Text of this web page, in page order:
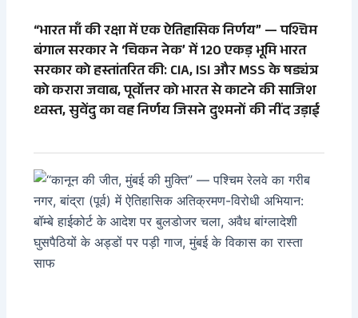
“भारत माँ की रक्षा में एक ऐतिहासिक निर्णय” — पश्चिम
बंगाल सरकार ने ‘चिकन नेक’ में 120 एकड़ भूमि भारत
सरकार को हस्तांतरित की: CIA, ISI और MSS के षड्यंत्र
को करारा जवाब, पूर्वोत्तर को भारत से काटने की साजिश
ध्वस्त, सुवेंदु का वह निर्णय जिसने दुश्मनों की नींद उड़ाई